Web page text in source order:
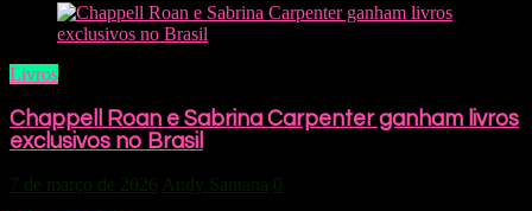
Livros
Chappell Roan e Sabrina Carpenter ganham livros
exclusivos no Brasil
7 de março de 2026 Andy Santana 0